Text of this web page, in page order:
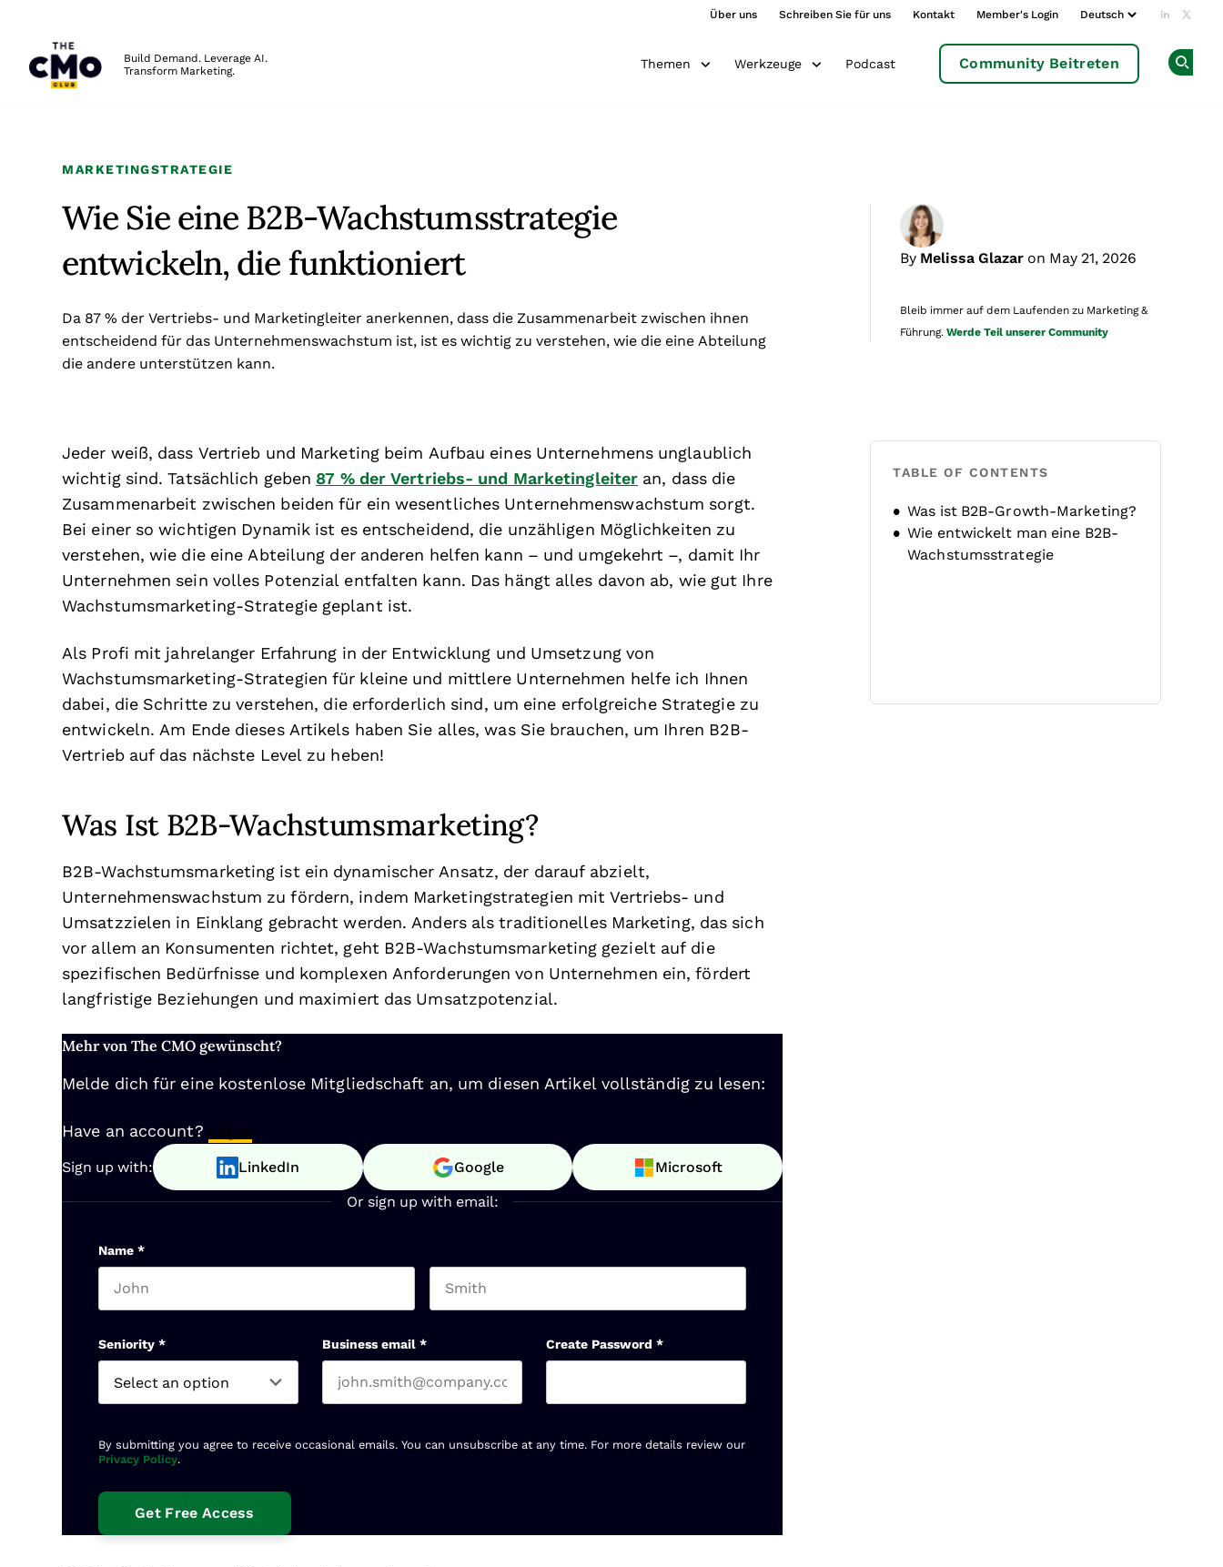
Über uns Schreiben Sie für uns Kontakt Member's Login Add us
Build Demand. Leverage AI.
Transform Marketing.
Themen Werkzeuge Podcast Community Beitreten
MARKETINGSTRATEGIE
Wie Sie eine B2B-Wachstumsstrategie
entwickeln, die funktioniert
By Melissa Glazar on May 21, 2026
Bleib immer auf dem Laufenden zu Marketing &
Führung. Werde Teil unserer Community
Da 87 % der Vertriebs- und Marketingleiter anerkennen, dass die Zusammenarbeit zwischen ihnen
entscheidend für das Unternehmenswachstum ist, ist es wichtig zu verstehen, wie die eine Abteilung
die andere unterstützen kann.
Jeder weiß, dass Vertrieb und Marketing beim Aufbau eines Unternehmens unglaublich
wichtig sind. Tatsächlich geben 87 % der Vertriebs- und Marketingleiter an, dass die
Zusammenarbeit zwischen beiden für ein wesentliches Unternehmenswachstum sorgt.
Bei einer so wichtigen Dynamik ist es entscheidend, die unzähligen Möglichkeiten zu
verstehen, wie die eine Abteilung der anderen helfen kann – und umgekehrt –, damit Ihr
Unternehmen sein volles Potenzial entfalten kann. Das hängt alles davon ab, wie gut Ihre
Wachstumsmarketing-Strategie geplant ist.
Als Profi mit jahrelanger Erfahrung in der Entwicklung und Umsetzung von
Wachstumsmarketing-Strategien für kleine und mittlere Unternehmen helfe ich Ihnen
dabei, die Schritte zu verstehen, die erforderlich sind, um eine erfolgreiche Strategie zu
entwickeln. Am Ende dieses Artikels haben Sie alles, was Sie brauchen, um Ihren B2B-
Vertrieb auf das nächste Level zu heben!
Was Ist B2B-Wachstumsmarketing?
B2B-Wachstumsmarketing ist ein dynamischer Ansatz, der darauf abzielt,
Unternehmenswachstum zu fördern, indem Marketingstrategien mit Vertriebs- und
Umsatzzielen in Einklang gebracht werden. Anders als traditionelles Marketing, das sich
vor allem an Konsumenten richtet, geht B2B-Wachstumsmarketing gezielt auf die
spezifischen Bedürfnisse und komplexen Anforderungen von Unternehmen ein, fördert
langfristige Beziehungen und maximiert das Umsatzpotenzial.
Mehr von The CMO gewünscht?
Melde dich für eine kostenlose Mitgliedschaft an, um diesen Artikel vollständig zu lesen:
Have an account? Log In
Sign up with: LinkedIn Google Microsoft
Or sign up with email:
Name *
Seniority * Business email * Create Password *
By submitting you agree to receive occasional emails. You can unsubscribe at any time. For more details review our
Privacy Policy.
TABLE OF CONTENTS
Was ist B2B-Growth-Marketing?
Wie entwickelt man eine B2B-
Wachstumsstrategie